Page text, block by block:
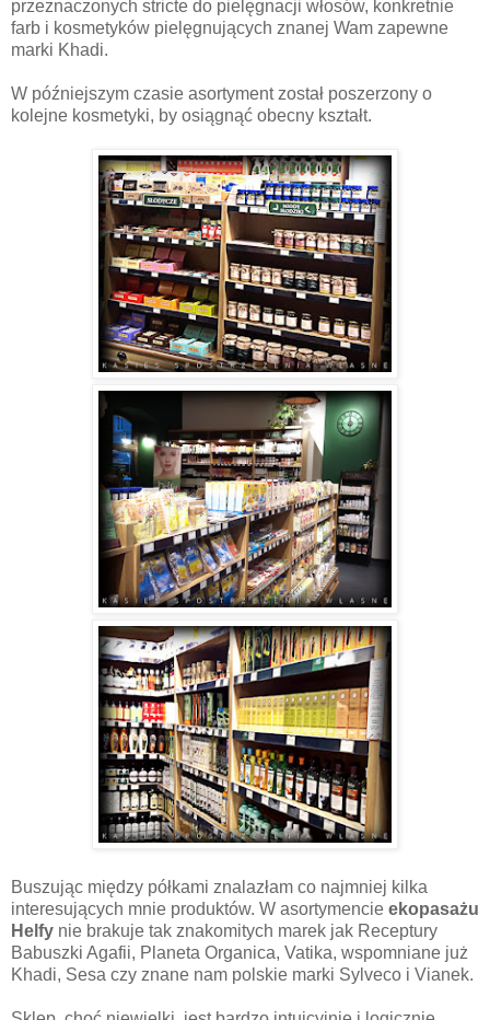
przeznaczonych stricte do pielęgnacji włosów, konkretnie
farb i kosmetyków pielęgnujących znanej Wam zapewne
marki Khadi.
W późniejszym czasie asortyment został poszerzony o
kolejne kosmetyki, by osiągnąć obecny kształt.
Buszując między półkami znalazłam co najmniej kilka
interesujących mnie produktów. W asortymencie ekopasażu
Helfy nie brakuje tak znakomitych marek jak Receptury
Babuszki Agafii, Planeta Organica, Vatika, wspomniane już
Khadi, Sesa czy znane nam polskie marki Sylveco i Vianek.